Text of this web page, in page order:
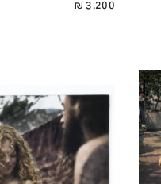
3,200
₪